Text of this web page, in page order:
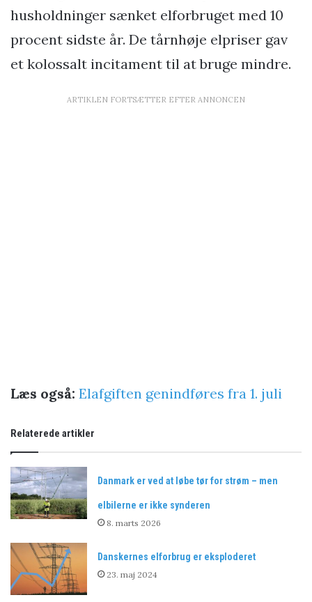
husholdninger sænket elforbruget med 10
procent sidste år. De tårnhøje elpriser gav
et kolossalt incitament til at bruge mindre.
ARTIKLEN FORTSÆTTER EFTER ANNONCEN
Læs også: Elafgiften genindføres fra 1. juli
Relaterede artikler
Danmark er ved at løbe tør for strøm – men
elbilerne er ikke synderen
8. marts 2026
Danskernes elforbrug er eksploderet
23. maj 2024